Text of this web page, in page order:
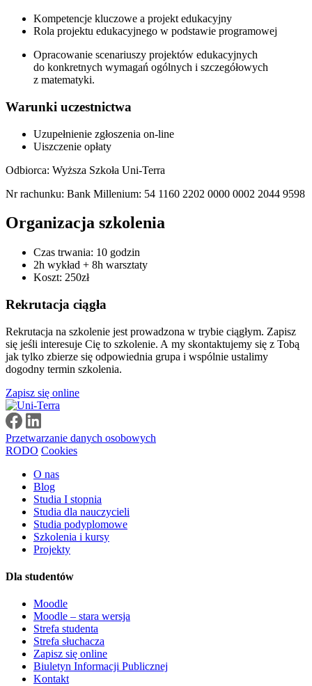
Kompetencje kluczowe a projekt edukacyjny
Rola projektu edukacyjnego w podstawie programowej
Opracowanie scenariuszy projektów edukacyjnych
do konkretnych wymagań ogólnych i szczegółowych
z matematyki.
Warunki uczestnictwa
Uzupełnienie zgłoszenia on-line
Uiszczenie opłaty
Odbiorca: Wyższa Szkoła Uni-Terra
Nr rachunku: Bank Millenium: 54 1160 2202 0000 0002 2044 9598
Organizacja szkolenia
Czas trwania: 10 godzin
2h wykład + 8h warsztaty
Koszt: 250zł
Rekrutacja ciągła
Rekrutacja na szkolenie jest prowadzona w trybie ciągłym. Zapisz
się jeśli interesuje Cię to szkolenie. A my skontaktujemy się z Tobą
jak tylko zbierze się odpowiednia grupa i wspólnie ustalimy
dogodny termin szkolenia.
Zapisz się online
Przetwarzanie danych osobowych
RODO Cookies
O nas
Blog
Studia I stopnia
Studia dla nauczycieli
Studia podyplomowe
Szkolenia i kursy
Projekty
Dla studentów
Moodle
Moodle – stara wersja
Strefa studenta
Strefa słuchacza
Zapisz się online
Biuletyn Informacji Publicznej
Kontakt